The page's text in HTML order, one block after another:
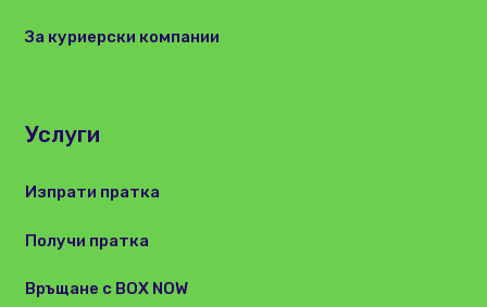
За куриерски компании
Услуги
Изпрати пратка
Получи пратка
Връщане с BOX NOW